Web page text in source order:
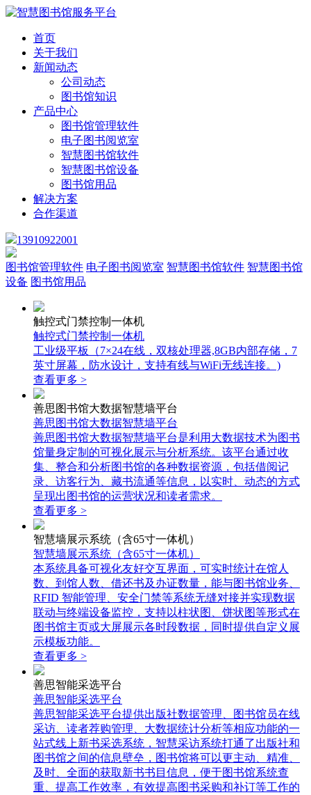
首页
关于我们
新闻动态
公司动态
图书馆知识
产品中心
图书馆管理软件
电子图书阅览室
智慧图书馆软件
智慧图书馆设备
图书馆用品
解决方案
合作渠道
13910922001
图书馆管理软件 电子图书阅览室 智慧图书馆软件 智慧图书馆
设备 图书馆用品
触控式门禁控制一体机
触控式门禁控制一体机
工业级平板（7×24在线，双核处理器,8GB内部存储，7
英寸屏幕，防水设计，支持有线与WiFi无线连接。)
查看更多 >
善思图书馆大数据智慧墙平台
善思图书馆大数据智慧墙平台
善思图书馆大数据智慧墙平台是利用大数据技术为图书
馆量身定制的可视化展示与分析系统。该平台通过收
集、整合和分析图书馆的各种数据资源，包括借阅记
录、访客行为、藏书流通等信息，以实时、动态的方式
呈现出图书馆的运营状况和读者需求。
查看更多 >
智慧墙展示系统（含65寸一体机）
智慧墙展示系统（含65寸一体机）
本系统具备可视化友好交互界面，可实时统计在馆人
数、到馆人数、借还书及办证数量，能与图书馆业务、
RFID 智能管理、安全门禁等系统无缝对接并实现数据
联动与终端设备监控，支持以柱状图、饼状图等形式在
图书馆主页或大屏展示各时段数据，同时提供自定义展
示模板功能。
查看更多 >
善思智能采选平台
善思智能采选平台
善思智能采选平台提供出版社数据管理、图书馆员在线
采访、读者荐购管理、大数据统计分析等相应功能的一
站式线上新书采选系统，智慧采访系统打通了出版社和
图书馆之间的信息壁垒，图书馆将可以更主动、精准、
及时、全面的获取新书书目信息，便于图书馆系统查
重、提高工作效率，有效提高图书采购和补订等工作的